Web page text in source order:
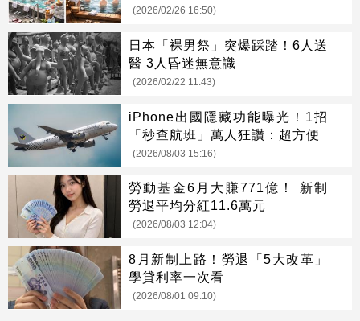
你
(2026/02/26 16:50)
日本「裸男祭」突爆踩踏！6人送
醫 3人昏迷無意識
(2026/02/22 11:43)
iPhone出國隱藏功能曝光！1招
「秒查航班」萬人狂讚：超方便
(2026/08/03 15:16)
勞動基金6月大賺771億！ 新制
勞退平均分紅11.6萬元
(2026/08/03 12:04)
8月新制上路！勞退「5大改革」
學貸利率一次看
(2026/08/01 09:10)